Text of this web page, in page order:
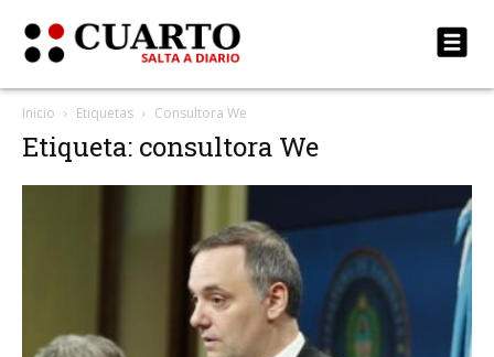
Inicio Etiquetas Consultora We
Etiqueta: consultora We